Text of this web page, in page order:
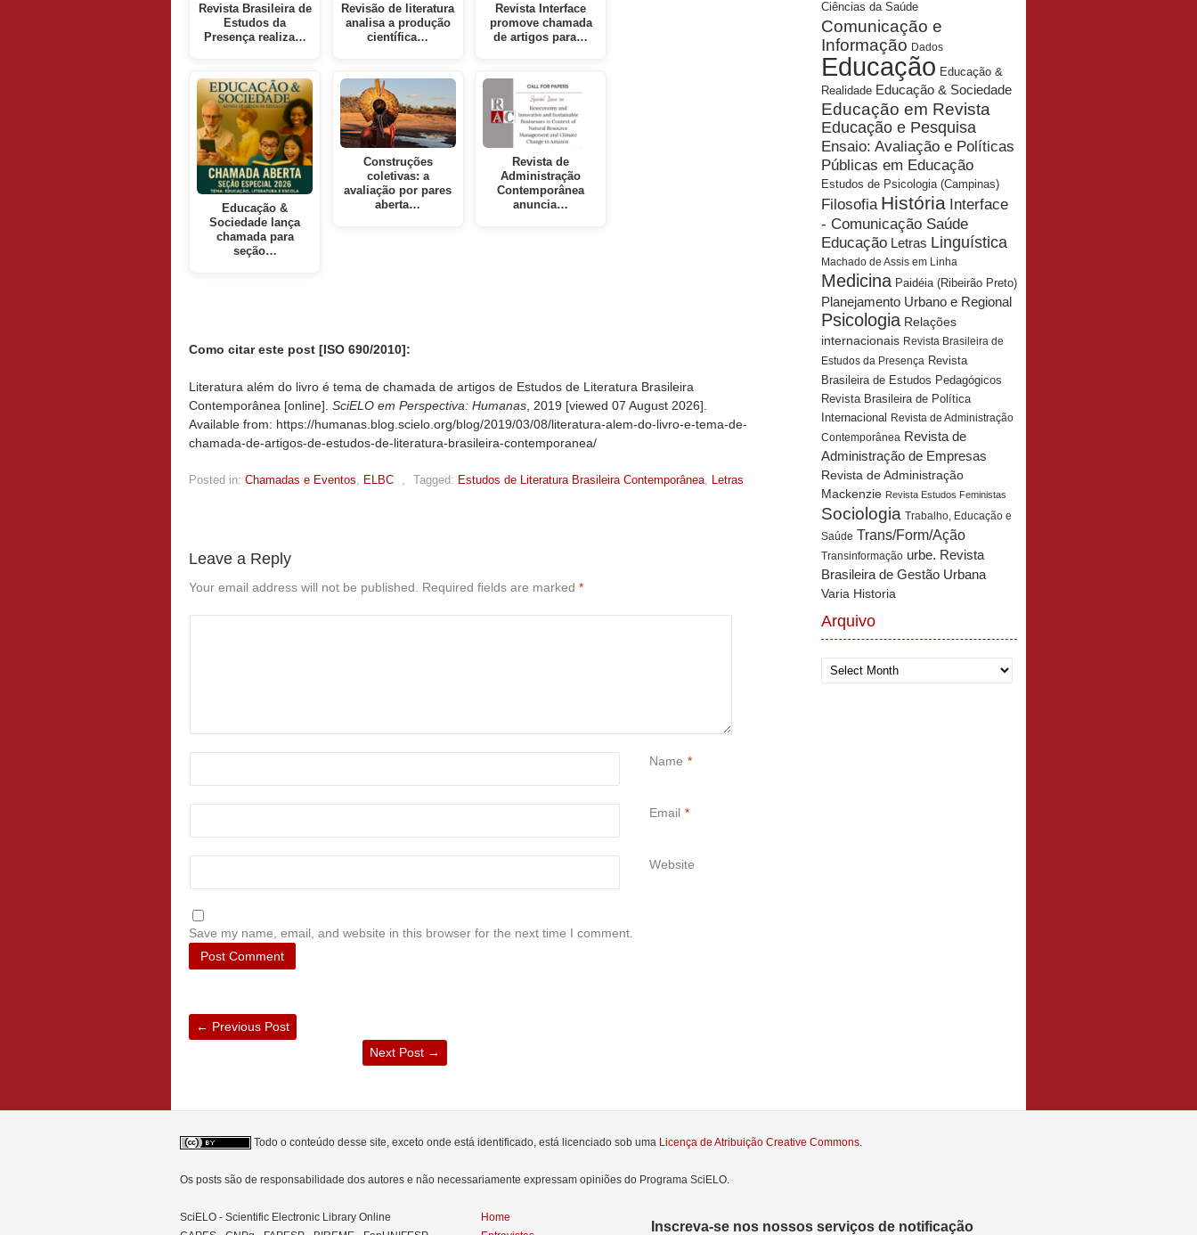
Revista Brasileira de
Estudos da
Presença realiza…
Educação &
Sociedade lança
chamada para
seção…
Revisão de literatura
analisa a produção
científica…
Construções
coletivas: a
avaliação por pares
aberta…
Revista Interface
promove chamada
de artigos para…
Revista de
Administração
Contemporânea
anuncia…
Como citar este post [ISO 690/2010]:
Literatura além do livro é tema de chamada de artigos de Estudos de Literatura Brasileira
Contemporânea [online]. SciELO em Perspectiva: Humanas , 2019 [viewed 07 August 2026].
Available from: https://humanas.blog.scielo.org/blog/2019/03/08/literatura-alem-do-livro-e-tema-de-
chamada-de-artigos-de-estudos-de-literatura-brasileira-contemporanea/
Posted in: Chamadas e Eventos ELBC Tagged: Estudos de Literatura Brasileira Contemporânea Letras
Leave a Reply
Your email address will not be published. Required fields are marked *
Name *
Email *
Website
Save my name, email, and website in this browser for the next time I comment.
← Previous Post
Next Post →
Ciências da Saúde
Comunicação e
Informação Dados
Educação Educação &
Realidade Educação & Sociedade
Educação em Revista
Educação e Pesquisa
Ensaio: Avaliação e Políticas
Públicas em Educação
Estudos de Psicologia (Campinas)
Filosofia História Interface
- Comunicação Saúde
Educação Letras Linguística
Machado de Assis em Linha
Medicina Paidéia (Ribeirão Preto)
Planejamento Urbano e Regional
Psicologia Relações
internacionais Revista Brasileira de
Estudos da Presença Revista
Brasileira de Estudos Pedagógicos
Revista Brasileira de Política
Internacional Revista de Administração
Contemporânea Revista de
Administração de Empresas
Revista de Administração
Mackenzie Revista Estudos Feministas
Sociologia Trabalho, Educação e
Saúde Trans/Form/Ação
Transinformação urbe. Revista
Brasileira de Gestão Urbana
Varia Historia
Arquivo
Arquivo
Todo o conteúdo desse site, exceto onde está identificado, está licenciado sob uma Licença de Atribuição Creative Commons.
Os posts são de responsabilidade dos autores e não necessariamente expressam opiniões do Programa SciELO.
SciELO - Scientific Electronic Library Online
Home
Inscreva-se nos nossos serviços de notificação